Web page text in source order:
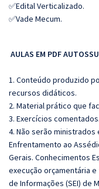
✅Edital Verticalizado.
✅Vade Mecum.
AULAS EM PDF
1. Conteúdo produzido
recursos didáticos.
2. Material prático que
3. Exercícios comentados.
4. Não serão ministrados
Enfrentamento ao
Gerais. Conhecimentos
execução orçamentária e
de Informações (SEI) de